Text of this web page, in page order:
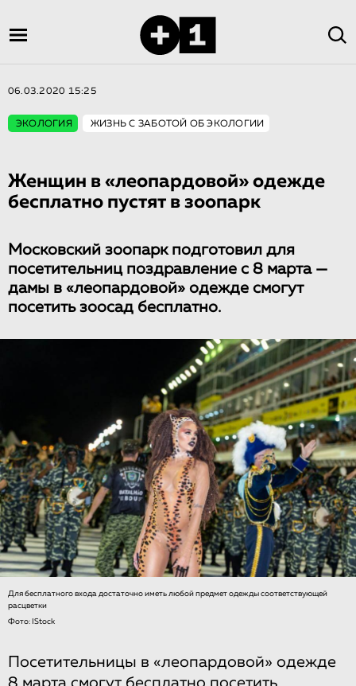
06.03.2020 15:25
ЭКОЛОГИЯ ЖИЗНЬ С ЗАБОТОЙ ОБ ЭКОЛОГИИ
Женщин в «лео­пар­до­вой» одежде
бесплатно пустят в зоопарк
Московский зоопарк подготовил для
посетительниц поздравление с 8 марта —
дамы в «леопардовой» одежде смогут
посетить зоосад бесплатно.
Для бесплатного входа достаточно иметь любой предмет одежды соответствующей
расцветки
Фото: IStock
Посетительницы в «леопардовой» одежде
8 марта смогут бесплатно посетить